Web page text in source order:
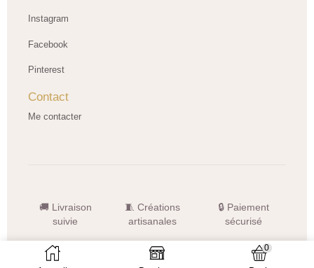
0
Instagram
Facebook
Pinterest
Contact
Me contacter
🚚 Livraison
suivie
🧵 Créations
artisanales
🔒 Paiement
sécurisé
© 2026 LNHK Créations — Tous droits réservés